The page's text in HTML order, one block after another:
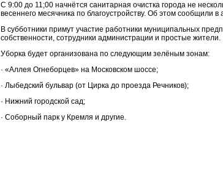
С 9:00 до 11;00 начнётся санитарная очистка города не
весеннего месячника по благоустройству. Об этом сообщили
В субботники примут участие работники муниципальных
собственности, сотрудники администрации и простые жители.
Уборка будет организована по следующим зелёным зонам:
· «Аллея Огнеборцев» на Московском шоссе;
· Лыбедский бульвар (от Цирка до проезда Речников);
· Нижний городской сад;
· Соборный парк у Кремля и другие.